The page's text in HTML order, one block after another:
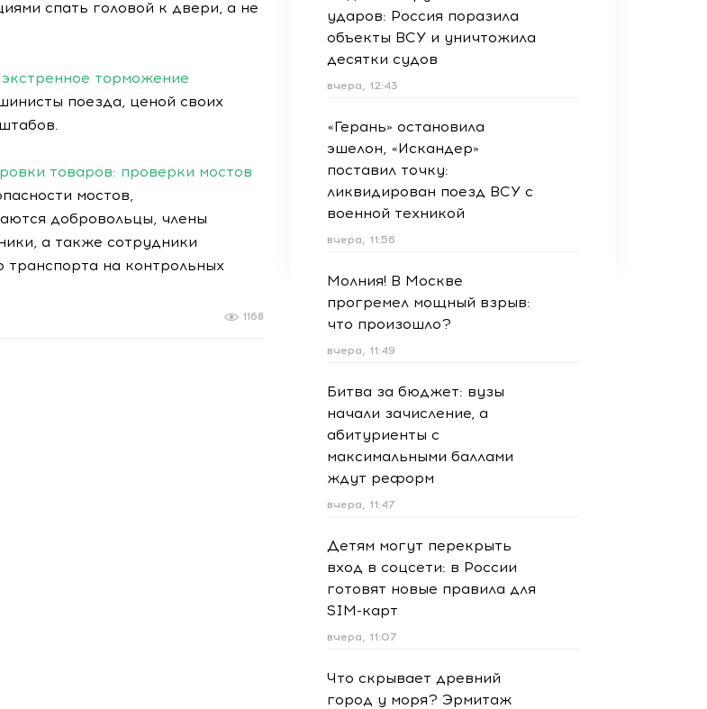
спать головой к двери, а не
торможение
поезда, ценой своих
товаров: проверки мостов
мостов,
добровольцы, члены
а также сотрудники
транспорта на контрольных
1168
ударов: Россия поразила
объекты ВСУ и уничтожила
десятки судов
вчера, 12:43
«Герань» остановила
эшелон, «Искандер»
поставил точку:
ликвидирован поезд ВСУ с
военной техникой
вчера, 11:56
Молния! В Москве
прогремел мощный взрыв:
что произошло?
вчера, 11:49
Битва за бюджет: вузы
начали зачисление, а
абитуриенты с
максимальными баллами
ждут реформ
вчера, 11:47
Детям могут перекрыть
вход в соцсети: в России
готовят новые правила для
SIM-карт
вчера, 11:07
Что скрывает древний
город у моря? Эрмитаж